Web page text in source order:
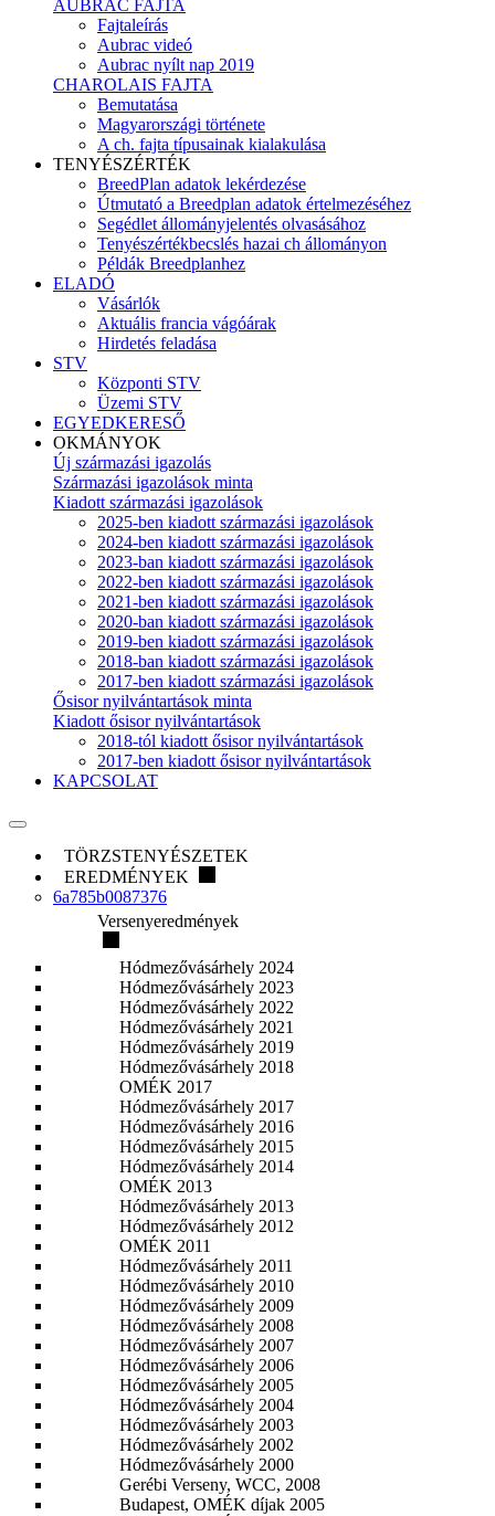
AUBRAC FAJTA
Fajtaleírás
Aubrac videó
Aubrac nyílt nap 2019
CHAROLAIS FAJTA
Bemutatása
Magyarországi története
A ch. fajta típusainak kialakulása
TENYÉSZÉRTÉK
BreedPlan adatok lekérdezése
Útmutató a Breedplan adatok értelmezéséhez
Segédlet állományjelentés olvasásához
Tenyészértékbecslés hazai ch állományon
Példák Breedplanhez
ELADÓ
Vásárlók
Aktuális francia vágóárak
Hirdetés feladása
STV
Központi STV
Üzemi STV
EGYEDKERESŐ
OKMÁNYOK
Új származási igazolás
Származási igazolások minta
Kiadott származási igazolások
2025-ben kiadott származási igazolások
2024-ben kiadott származási igazolások
2023-ban kiadott származási igazolások
2022-ben kiadott származási igazolások
2021-ben kiadott származási igazolások
2020-ban kiadott származási igazolások
2019-ben kiadott származási igazolások
2018-ban kiadott származási igazolások
2017-ben kiadott származási igazolások
Ősisor nyilvántartások minta
Kiadott ősisor nyilvántartások
2018-tól kiadott ősisor nyilvántartások
2017-ben kiadott ősisor nyilvántartások
KAPCSOLAT
TÖRZSTENYÉSZETEK
EREDMÉNYEK
6a785b0087376
Versenyeredmények
Hódmezővásárhely 2024
Hódmezővásárhely 2023
Hódmezővásárhely 2022
Hódmezővásárhely 2021
Hódmezővásárhely 2019
Hódmezővásárhely 2018
OMÉK 2017
Hódmezővásárhely 2017
Hódmezővásárhely 2016
Hódmezővásárhely 2015
Hódmezővásárhely 2014
OMÉK 2013
Hódmezővásárhely 2013
Hódmezővásárhely 2012
OMÉK 2011
Hódmezővásárhely 2011
Hódmezővásárhely 2010
Hódmezővásárhely 2009
Hódmezővásárhely 2008
Hódmezővásárhely 2007
Hódmezővásárhely 2006
Hódmezővásárhely 2005
Hódmezővásárhely 2004
Hódmezővásárhely 2003
Hódmezővásárhely 2002
Hódmezővásárhely 2000
Gerébi Verseny, WCC, 2008
Budapest, OMÉK díjak 2005